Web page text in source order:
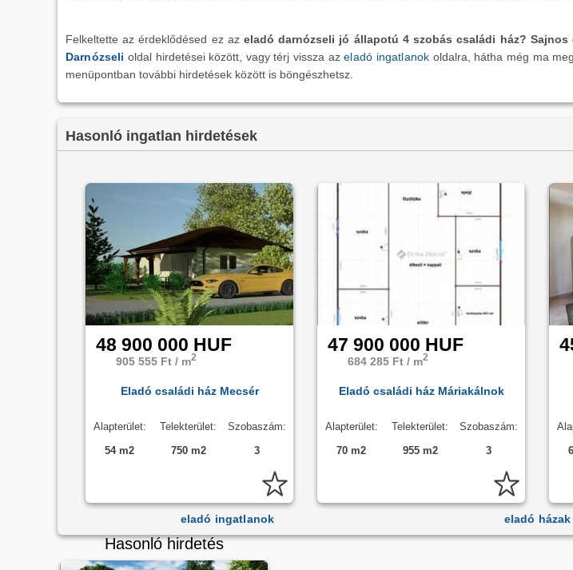
Felkeltette az érdeklődésed ez azeladó darnózseli jó állapotú 4 szobás családi ház? Sajnos
Darnózseli oldal hirdetései között, vagy térj vissza azeladó ingatlanok oldalra, hátha még ma
menüpontban további hirdetések között is böngészhetsz.
Hasonló ingatlan hirdetések
48 900 000 HUF
905 555 Ft / m2
Eladó családi ház Mecsér
Alapterület: Telekterület:
Szobaszám:
54 m2
750 m2 3
47 900 000 HUF
684 285 Ft / m2
Eladó családi ház Máriakálnok
Alapterület: Telekterület:
Szobaszám:
70 m2
955 m2 3
eladó ingatlanok eladó házak
Hasonló hirdetés